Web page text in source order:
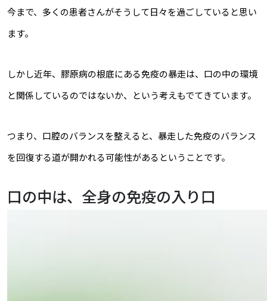
今まで、多くの患者さんがそうして日々を過ごしていると思い
ます。
しかし近年、膠原病の根底にある免疫の暴走は、口の中の環境
と関係しているのではないか、という考えもでてきています。
つまり、口腔のバランスを整えると、暴走した免疫のバランス
を回復する道が開かれる可能性があるということです。
口の中は、全身の免疫の入り口